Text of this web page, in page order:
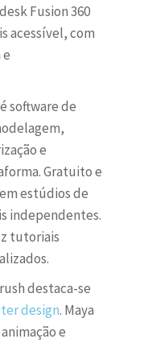
Fusion 360
acessível, com
software de
e
Gratuito e
estúdios de
independentes.
tutoriais
destaca-se
design. Maya
e